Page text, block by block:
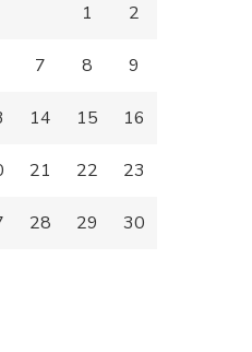
1 2
7 8 9
14 15 16
21 22 23
28 29 30